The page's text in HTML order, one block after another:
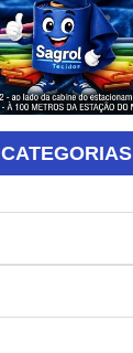
CATEGORIAS